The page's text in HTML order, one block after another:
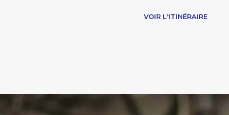
VOIR L'ITINÉRAIRE